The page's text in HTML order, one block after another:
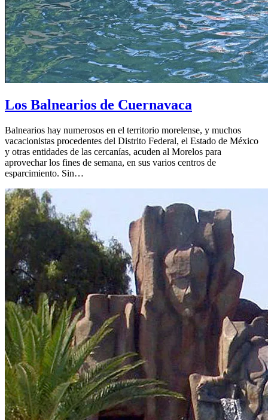
Los Balnearios de Cuernavaca
Balnearios hay numerosos en el territorio morelense, y muchos
vacacionistas procedentes del Distrito Federal, el Estado de México
y otras entidades de las cercanías, acuden al Morelos para
aprovechar los fines de semana, en sus varios centros de
esparcimiento. Sin…